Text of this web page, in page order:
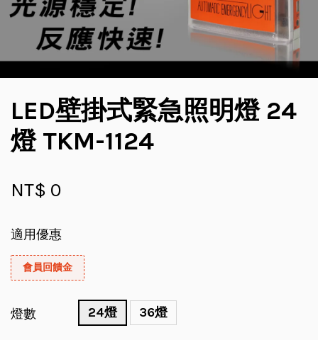
LED壁掛式緊急照明燈 24
燈 TKM-1124
NT$ 0
適用優惠
會員回饋金
燈數 24燈 36燈